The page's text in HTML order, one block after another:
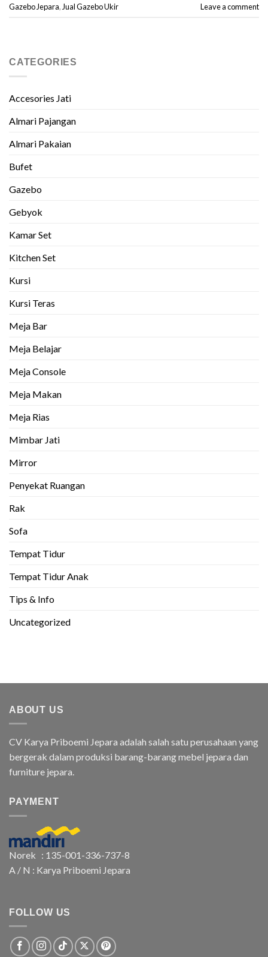
Gazebo Jepara, Jual Gazebo Ukir Leave a comment
CATEGORIES
Accesories Jati
Almari Pajangan
Almari Pakaian
Bufet
Gazebo
Gebyok
Kamar Set
Kitchen Set
Kursi
Kursi Teras
Meja Bar
Meja Belajar
Meja Console
Meja Makan
Meja Rias
Mimbar Jati
Mirror
Penyekat Ruangan
Rak
Sofa
Tempat Tidur
Tempat Tidur Anak
Tips & Info
Uncategorized
ABOUT US
CV Karya Priboemi Jepara adalah salah satu perusahaan yang
bergerak dalam produksi barang-barang mebel jepara dan
furniture jepara.
PAYMENT
Norek : 135-001-336-737-8
A / N : Karya Priboemi Jepara
FOLLOW US